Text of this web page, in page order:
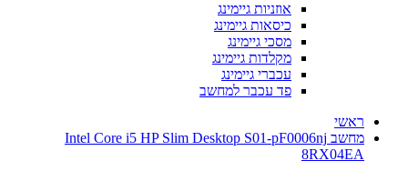
אוזניות גיימינג
כיסאות גיימינג
מסכי גיימינג
מקלדות גיימינג
עכברי גיימינג
פד עכבר למחשב
ראשי
מחשב Intel Core i5 HP Slim Desktop S01-pF0006nj
8RX04EA